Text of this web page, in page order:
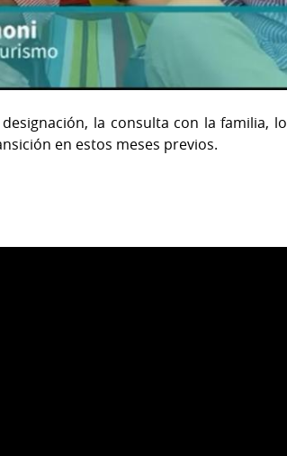
la consulta con la familia,
en estos meses previos.